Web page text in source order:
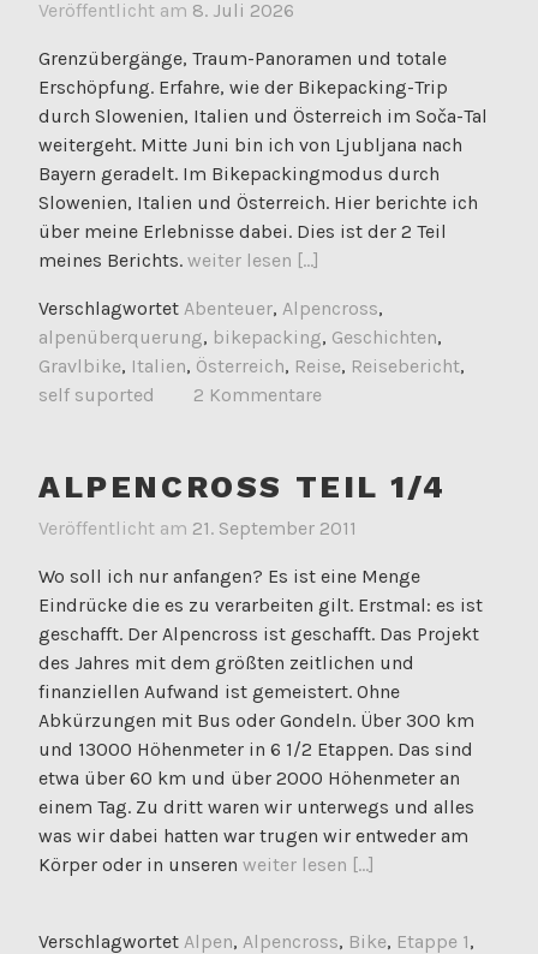
Veröffentlicht am 8. Juli 2026
Grenzübergänge, Traum-Panoramen und totale
Erschöpfung. Erfahre, wie der Bikepacking-Trip
durch Slowenien, Italien und Österreich im Soča-Tal
weitergeht. Mitte Juni bin ich von Ljubljana nach
Bayern geradelt. Im Bikepackingmodus durch
Slowenien, Italien und Österreich. Hier berichte ich
über meine Erlebnisse dabei. Dies ist der 2 Teil
meines Berichts. weiter lesen [...]
Verschlagwortet Abenteuer, Alpencross,
alpenüberquerung, bikepacking, Geschichten,
Gravlbike, Italien, Österreich, Reise, Reisebericht,
self suported
2 Kommentare
ALPENCROSS TEIL 1/4
Veröffentlicht am 21. September 2011
Wo soll ich nur anfangen? Es ist eine Menge
Eindrücke die es zu verarbeiten gilt. Erstmal: es ist
geschafft. Der Alpencross ist geschafft. Das Projekt
des Jahres mit dem größten zeitlichen und
finanziellen Aufwand ist gemeistert. Ohne
Abkürzungen mit Bus oder Gondeln. Über 300 km
und 13000 Höhenmeter in 6 1/2 Etappen. Das sind
etwa über 60 km und über 2000 Höhenmeter an
einem Tag. Zu dritt waren wir unterwegs und alles
was wir dabei hatten war trugen wir entweder am
Körper oder in unseren weiter lesen [...]
Verschlagwortet Alpen, Alpencross, Bike, Etappe 1,